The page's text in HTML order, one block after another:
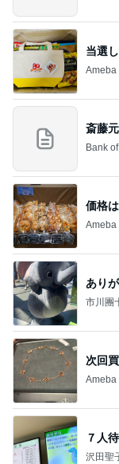
当選
Ameba
斎藤
Bank
価格
Ameba
あり
市川團
次回
Ameba
７人
沢田聖